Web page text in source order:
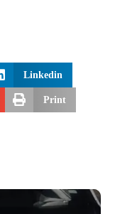
Linkedin
Print